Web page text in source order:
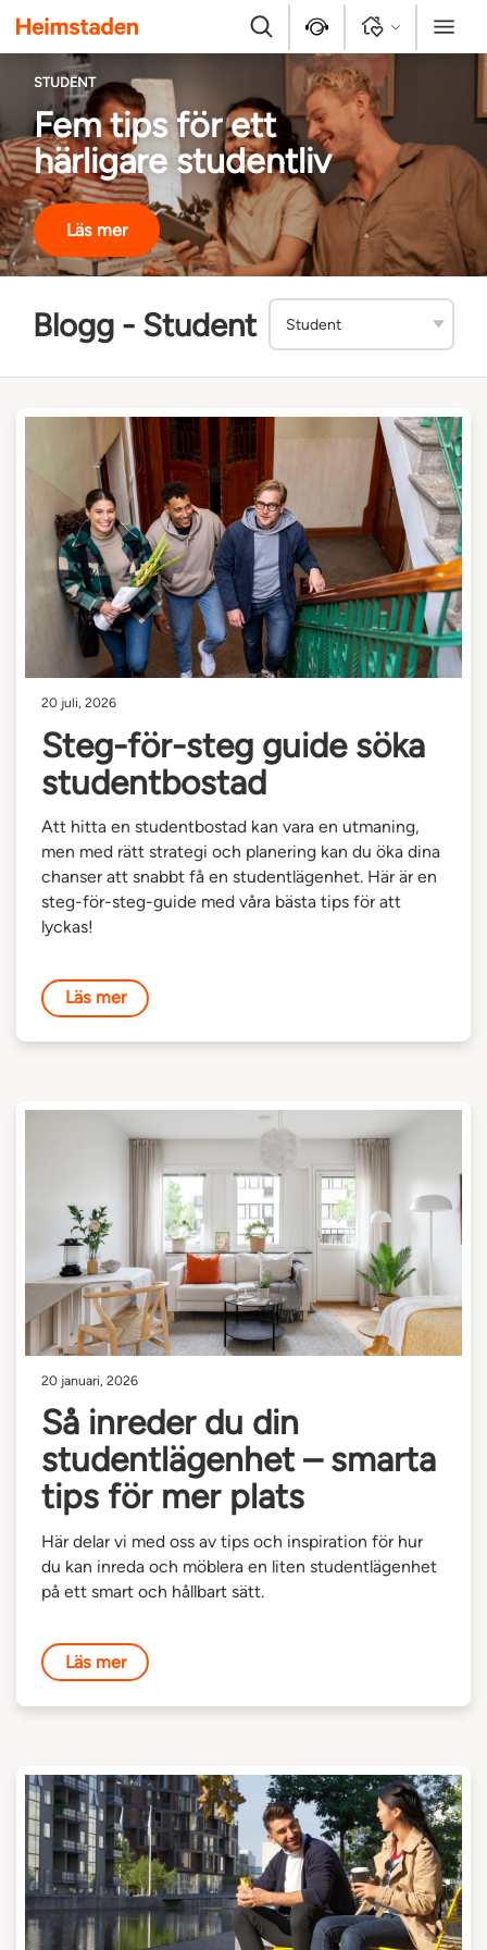
Heimstaden
Sök Kontakt Logga in Meny
STUDENT
Fem tips för ett
härligare studentliv
Läs mer
Blogg - Student
20 juli, 2026
Steg-för-steg guide söka
studentbostad
Att hitta en studentbostad kan vara en utmaning,
men med rätt strategi och planering kan du öka dina
chanser att snabbt få en studentlägenhet. Här är en
steg-för-steg-guide med våra bästa tips för att
lyckas!
Läs mer
20 januari, 2026
Så inreder du din
studentlägenhet – smarta
tips för mer plats
Här delar vi med oss av tips och inspiration för hur
du kan inreda och möblera en liten studentlägenhet
på ett smart och hållbart sätt.
Läs mer